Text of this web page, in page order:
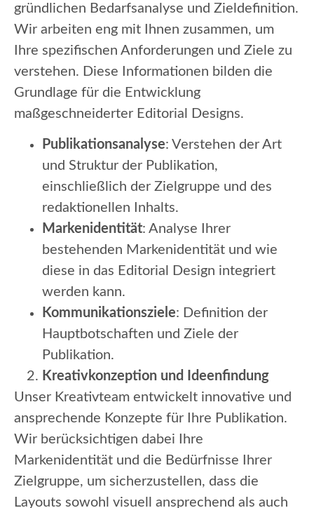
gründlichen Bedarfsanalyse und Zieldefinition.
Wir arbeiten eng mit Ihnen zusammen, um
Ihre spezifischen Anforderungen und Ziele zu
verstehen. Diese Informationen bilden die
Grundlage für die Entwicklung
maßgeschneiderter Editorial Designs.
Publikationsanalyse: Verstehen der Art
und Struktur der Publikation,
einschließlich der Zielgruppe und des
redaktionellen Inhalts.
Markenidentität: Analyse Ihrer
bestehenden Markenidentität und wie
diese in das Editorial Design integriert
werden kann.
Kommunikationsziele: Definition der
Hauptbotschaften und Ziele der
Publikation.
Kreativkonzeption und Ideenfindung
Unser Kreativteam entwickelt innovative und
ansprechende Konzepte für Ihre Publikation.
Wir berücksichtigen dabei Ihre
Markenidentität und die Bedürfnisse Ihrer
Zielgruppe, um sicherzustellen, dass die
Layouts sowohl visuell ansprechend als auch